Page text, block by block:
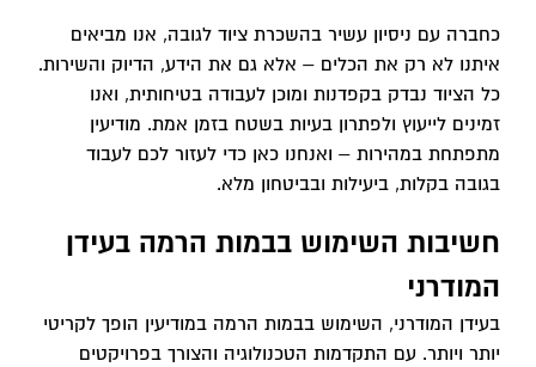
כחברה עם ניסיון עשיר בהשכרת ציוד לגובה, אנו מביאים
איתנו לא רק את הכלים – אלא גם את הידע, הדיוק והשירות.
כל הציוד נבדק בקפדנות ומוכן לעבודה בטיחותית, ואנו
זמינים לייעוץ ולפתרון בעיות בשטח בזמן אמת. מודיעין
מתפתחת במהירות – ואנחנו כאן כדי לעזור לכם לעבוד
בגובה בקלות, ביעילות ובביטחון מלא.
חשיבות השימוש בבמות הרמה בעידן
המודרני
בעידן המודרני, השימוש בבמות הרמה במודיעין הופך לקריטי
יותר ויותר. עם התקדמות הטכנולוגיה והצורך בפרויקטים